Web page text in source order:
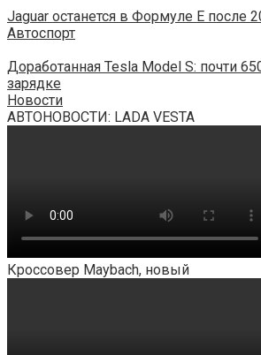
Jaguar останется в Формуле E после
Автоспорт
Доработанная Tesla Model S: почти
зарядке
Новости
АВТОНОВОСТИ: LADA VESTA
Кроссовер Maybach, новый